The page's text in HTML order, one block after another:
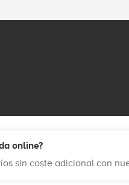
online?
sin coste adicional con